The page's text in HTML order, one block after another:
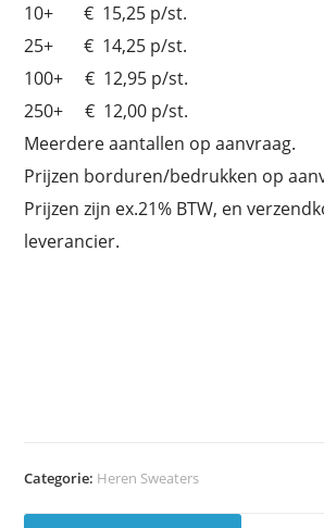
10+ € 15,25 p/st.
25+ € 14,25 p/st.
100+ € 12,95 p/st.
250+ € 12,00 p/st.
Meerdere aantallen op aanvraag.
Prijzen borduren/bedrukken op
Prijzen zijn ex.21% BTW, en
leverancier.
Categorie: Heren Sweaters